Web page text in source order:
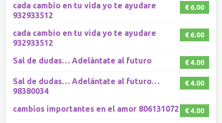
€ 6.00
cada cambio en tu vida yo te ayudare
932933512
€ 6.00
cada cambio en tu vida yo te ayudare
932933512
€ 4.00
Sal de dudas… Adelántate al futuro
€ 4.00
Sal de dudas… Adelántate al futuro…
98380034
€ 4.00
cambios importantes en el amor 806131072